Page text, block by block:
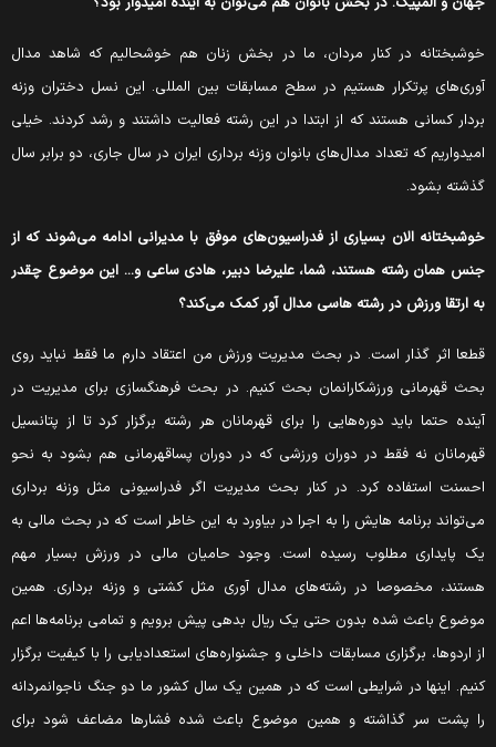
در کنار مردان، ما در بخش زنان هم خوشحالیم که شاهد مدال
پرتکرار هستیم در سطح مسابقات بین المللی. این نسل دختران وزنه
کسانی هستند که از ابتدا در این رشته فعالیت داشتند و رشد کردند. خیلی
که تعداد مدال‌های بانوان وزنه برداری ایران در سال جاری، دو برابر سال
بشود.
الان بسیاری از فدراسیون‌های موفق با مدیرانی ادامه می‌شوند که از
همان رشته هستند، شما، علیرضا دبیر، هادی ساعی و... این موضوع چقدر
ارتقا ورزش در رشته هاسی مدال آور کمک می‌کند؟
اثر گذار است. در بحث مدیریت ورزش من اعتقاد دارم ما فقط نباید روی
قهرمانی ورزشکارانمان بحث کنیم. در بحث فرهنگسازی برای مدیریت در
حتما باید دوره‌هایی را برای قهرمانان هر رشته برگزار کرد تا از پتانسیل
نه فقط در دوران ورزشی که در دوران پساقهرمانی هم بشود به نحو
استفاده کرد. در کنار بحث مدیریت اگر فدراسیونی مثل وزنه برداری
برنامه هایش را به اجرا در بیاورد به این خاطر است که در بحث مالی به
پایداری مطلوب رسیده است. وجود حامیان مالی در ورزش بسیار مهم
مخصوصا در رشته‌های مدال آوری مثل کشتی و وزنه برداری. همین
باعث شده بدون حتی یک ریال بدهی پیش برویم و تمامی برنامه‌ها اعم
اردوها، برگزاری مسابقات داخلی و جشنواره‌های استعدادیابی را با کیفیت برگزار
اینها در شرایطی است که در همین یک سال کشور ما دو جنگ ناجوانمردانه
پشت سر گذاشته و همین موضوع باعث شده فشار‌ها مضاعف شود برای